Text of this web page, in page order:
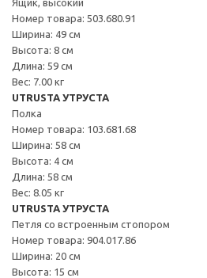
Номер товара: 503.680.91
Ширина: 49 см
Высота: 8 см
Длина: 59 см
Вес: 7.00 кг
UTRUSTA УТРУСТА
Полка
Номер товара: 103.681.68
Ширина: 58 см
Высота: 4 см
Длина: 58 см
Вес: 8.05 кг
UTRUSTA УТРУСТА
Петля со встроенным стопором
Номер товара: 904.017.86
Ширина: 20 см
Высота: 15 см